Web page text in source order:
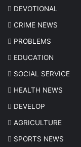
DEVOTIONAL
CRIME NEWS
PROBLEMS
EDUCATION
SOCIAL SERVICE
HEALTH NEWS
DEVELOP
AGRICULTURE
SPORTS NEWS